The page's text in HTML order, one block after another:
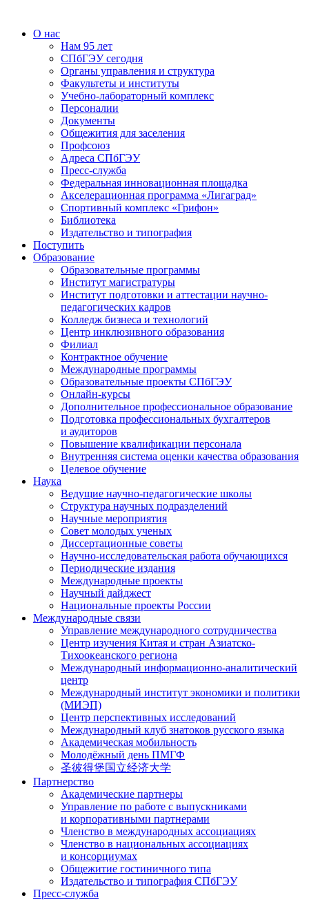
О нас
Нам 95 лет
СПбГЭУ сегодня
Органы управления и структура
Факультеты и институты
Учебно-лабораторный комплекс
Персоналии
Документы
Общежития для заселения
Профсоюз
Адреса СПбГЭУ
Пресс-служба
Федеральная инновационная площадка
Акселерационная программа «Лигаград»­­
Спортивный комплекс «Грифон»
Библиотека
Издательство и типография
Поступить
Образование
Образовательные программы
Институт магистратуры
Институт подготовки и аттестации научно-
педагогических кадров
Колледж бизнеса и технологий
Центр инклюзивного образования
Филиал
Контрактное обучение
Международные программы
Образовательные проекты СПбГЭУ
Онлайн-курсы
Дополнительное профессиональное образование
Подготовка профессиональных бухгалтеров
и аудиторов
Повышение квалификации персонала
Внутренняя система оценки качества образования
Целевое обучение
Наука
Ведущие научно-педагогические школы
Структура научных подразделений
Научные мероприятия
Совет молодых ученых
Диссертационные советы
Научно-исследовательская работа обучающихся
Периодические издания
Международные проекты
Научный дайджест
Национальные проекты России
Международные связи
Управление международного сотрудничества
Центр изучения Китая и стран Азиатско-
Тихоокеанского региона
Международный информационно-аналитический
центр
Международный институт экономики и политики
(МИЭП)
Центр перспективных исследований
Международный клуб знатоков русского языка
Академическая мобильность
Молодёжный день ПМГФ
圣彼得堡国立经济大学
Партнерство
Академические партнеры
Управление по работе с выпускниками
и корпоративными партнерами
Членство в международных ассоциациях
Членство в национальных ассоциациях
и консорциумах
Общежитие гостиничного типа
Издательство и типография СПбГЭУ
Пресс-служба